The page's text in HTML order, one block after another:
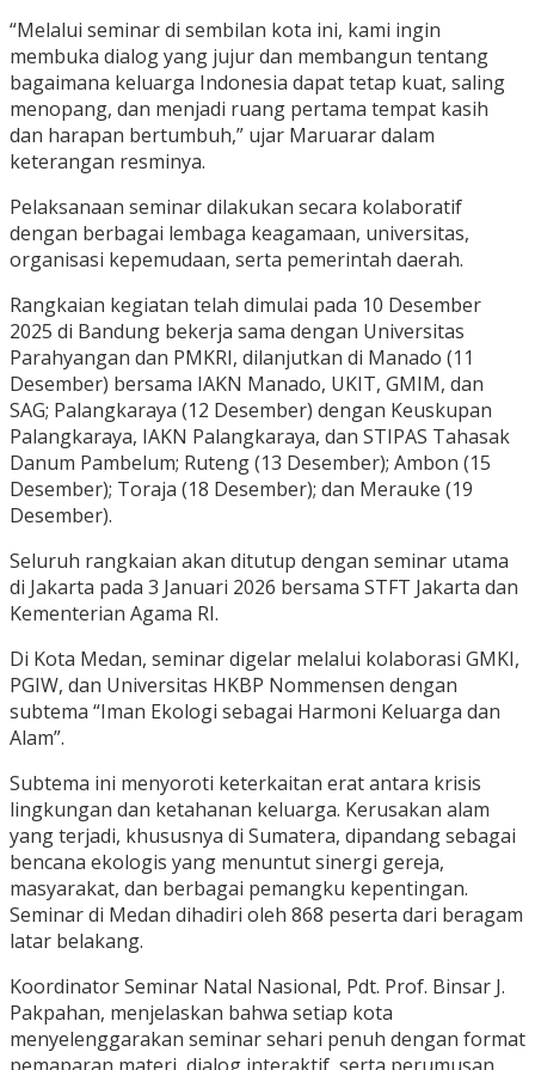
“Melalui seminar di sembilan kota ini, kami ingin
membuka dialog yang jujur dan membangun tentang
bagaimana keluarga Indonesia dapat tetap kuat, saling
menopang, dan menjadi ruang pertama tempat kasih
dan harapan bertumbuh,” ujar Maruarar dalam
keterangan resminya.
Pelaksanaan seminar dilakukan secara kolaboratif
dengan berbagai lembaga keagamaan, universitas,
organisasi kepemudaan, serta pemerintah daerah.
Rangkaian kegiatan telah dimulai pada 10 Desember
2025 di Bandung bekerja sama dengan Universitas
Parahyangan dan PMKRI, dilanjutkan di Manado (11
Desember) bersama IAKN Manado, UKIT, GMIM, dan
SAG; Palangkaraya (12 Desember) dengan Keuskupan
Palangkaraya, IAKN Palangkaraya, dan STIPAS Tahasak
Danum Pambelum; Ruteng (13 Desember); Ambon (15
Desember); Toraja (18 Desember); dan Merauke (19
Desember).
Seluruh rangkaian akan ditutup dengan seminar utama
di Jakarta pada 3 Januari 2026 bersama STFT Jakarta dan
Kementerian Agama RI.
Di Kota Medan, seminar digelar melalui kolaborasi GMKI,
PGIW, dan Universitas HKBP Nommensen dengan
subtema “Iman Ekologi sebagai Harmoni Keluarga dan
Alam”.
Subtema ini menyoroti keterkaitan erat antara krisis
lingkungan dan ketahanan keluarga. Kerusakan alam
yang terjadi, khususnya di Sumatera, dipandang sebagai
bencana ekologis yang menuntut sinergi gereja,
masyarakat, dan berbagai pemangku kepentingan.
Seminar di Medan dihadiri oleh 868 peserta dari beragam
latar belakang.
Koordinator Seminar Natal Nasional, Pdt. Prof. Binsar J.
Pakpahan, menjelaskan bahwa setiap kota
menyelenggarakan seminar sehari penuh dengan format